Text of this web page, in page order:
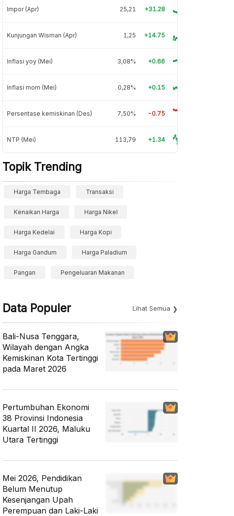
Impor (Apr) 25,21 +31.28
Kunjungan Wisman (Apr) 1,25 +14.75
Inflasi yoy (Mei) 3,08% +0.66
Inflasi mom (Mei) 0,28% +0.15
Persentase kemiskinan (Des) 7,50% -0.75
NTP (Mei) 113,79 +1.34
Topik Trending
Harga Tembaga Transaksi
Kenaikan Harga Harga Nikel
Harga Kedelai Harga Kopi
Harga Gandum Harga Paladium
Pangan Pengeluaran Makanan
Data Populer Lihat Semua
Bali-Nusa Tenggara,
Wilayah dengan Angka
Kemiskinan Kota Tertinggi
pada Maret 2026
Pertumbuhan Ekonomi
38 Provinsi Indonesia
Kuartal II 2026, Maluku
Utara Tertinggi
Mei 2026, Pendidikan
Belum Menutup
Kesenjangan Upah
Perempuan dan Laki-Laki